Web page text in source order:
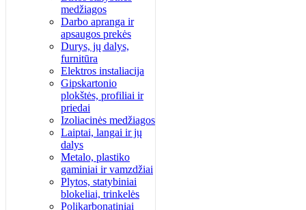
medžiagos
Darbo apranga ir
apsaugos prekės
Durys, jų dalys,
furnitūra
Elektros instaliacija
Gipskartonio
plokštės, profiliai ir
priedai
Izoliacinės medžiagos
Laiptai, langai ir jų
dalys
Metalo, plastiko
gaminiai ir vamzdžiai
Plytos, statybiniai
blokeliai, trinkelės
Polikarbonatiniai